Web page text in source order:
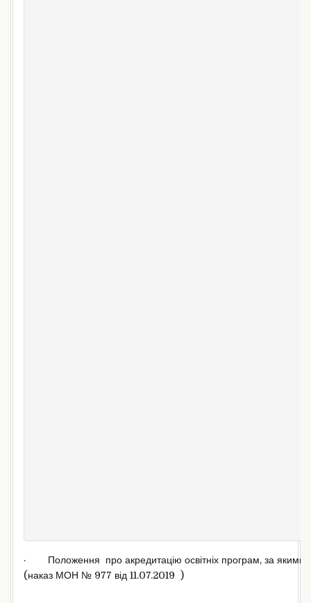
· Положення про акредитацію освітніх програм, за якими
(наказ МОН № 977 від 11.07.2019 )